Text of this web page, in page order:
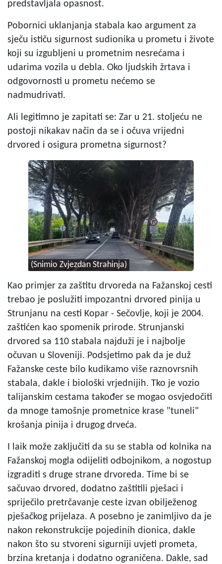
predstavljala opasnost.
Pobornici uklanjanja stabala kao argument za
sječu ističu sigurnost sudionika u prometu i živote
koji su izgubljeni u prometnim nesrećama i
udarima vozila u debla. Oko ljudskih žrtava i
odgovornosti u prometu nećemo se
nadmudrivati.
Ali legitimno je zapitati se: Zar u 21. stoljeću ne
postoji nikakav način da se i očuva vrijedni
drvored i osigura prometna sigurnost?
(Snimio Zvjezdan Strahinja)
Kao primjer za zaštitu drvoreda na Fažanskoj cesti
trebao je poslužiti impozantni drvored pinija u
Strunjanu na cesti Kopar - Sečovlje, koji je 2004.
zaštićen kao spomenik prirode. Strunjanski
drvored sa 110 stabala najduži je i najbolje
očuvan u Sloveniji. Podsjetimo pak da je duž
Fažanske ceste bilo kudikamo više raznovrsnih
stabala, dakle i biološki vrjednijih. Tko je vozio
talijanskim cestama također se mogao osvjedočiti
da mnoge tamošnje prometnice krase "tuneli"
krošanja pinija i drugog drveća.
I laik može zaključiti da su se stabla od kolnika na
Fažanskoj mogla odijeliti odbojnikom, a nogostup
izgraditi s druge strane drvoreda. Time bi se
sačuvao drvored, dodatno zaštitili pješaci i
spriječilo pretrčavanje ceste izvan obilježenog
pješačkog prijelaza. A posebno je zanimljivo da je
nakon rekonstrukcije pojedinih dionica, dakle
nakon što su stvoreni sigurniji uvjeti prometa,
brzina kretanja i dodatno ograničena. Dakle, sad